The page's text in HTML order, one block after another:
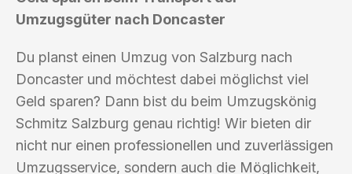
Umzugsgüter nach Doncaster
Du planst einen Umzug von Salzburg nach
Doncaster und möchtest dabei möglichst viel
Geld sparen? Dann bist du beim Umzugskönig
Schmitz Salzburg genau richtig! Wir bieten dir
nicht nur einen professionellen und zuverlässigen
Umzugsservice, sondern auch die Möglichkeit,